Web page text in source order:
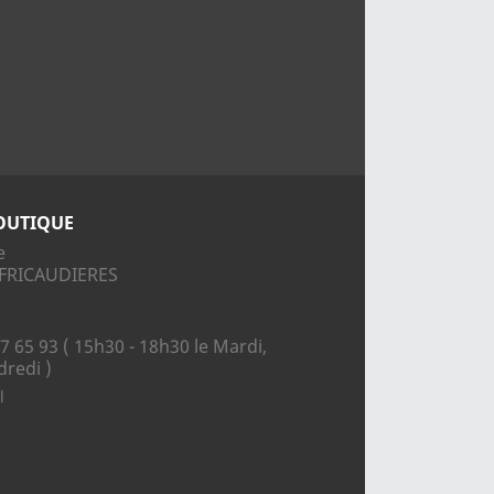
65 93 ( 15h30 - 18h30 le Mardi,
)